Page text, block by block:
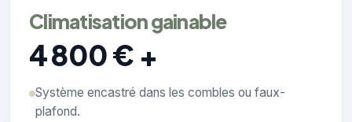
Climatisation gainable
4 800 € +
Système encastré dans les combles ou faux-
plafond.